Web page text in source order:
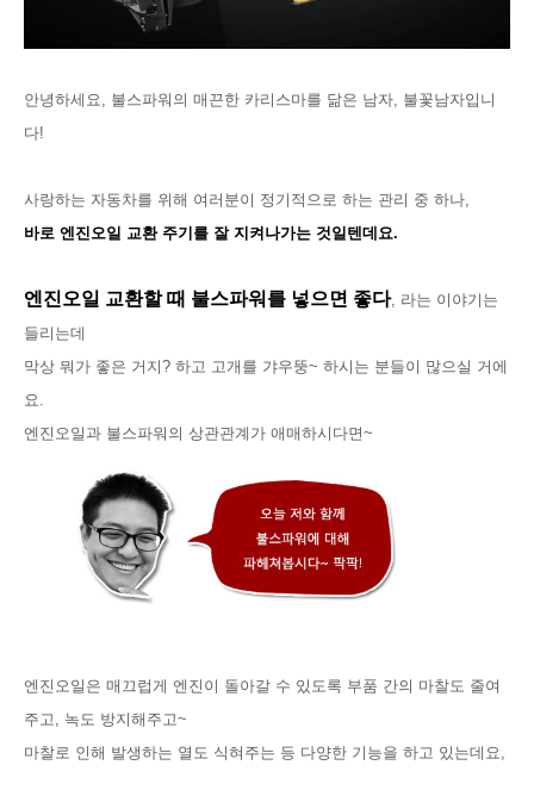
안녕하세요, 불스파워의 매끈한 카리스마를 닮은 남자, 불꽃남자입니
다!
사랑하는 자동차를 위해 여러분이 정기적으로 하는 관리 중 하나,
바로 엔진오일 교환 주기를 잘 지켜나가는 것일텐데요.
엔진오일 교환할 때 불스파워를 넣으면 좋다, 라는 이야기는
들리는데
막상 뭐가 좋은 거지? 하고 고개를 갸우뚱~ 하시는 분들이 많으실 거에
요.
엔진오일과 불스파워의 상관관계가 애매하시다면~
엔진오일은 매끄럽게 엔진이 돌아갈 수 있도록 부품 간의 마찰도 줄여
주고, 녹도 방지해주고~
마찰로 인해 발생하는 열도 식혀주는 등 다양한 기능을 하고 있는데요,